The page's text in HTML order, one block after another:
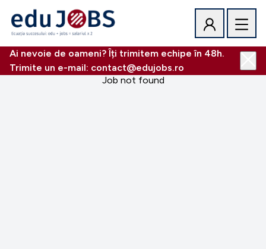
Ai nevoie de oameni? Îți trimitem echipe în 48h.
Trimite un e-mail: contact@edujobs.ro
Job not found